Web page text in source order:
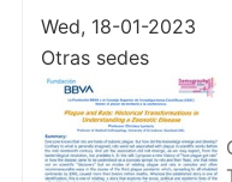
Wed, 18-01-2023
Otras sedes